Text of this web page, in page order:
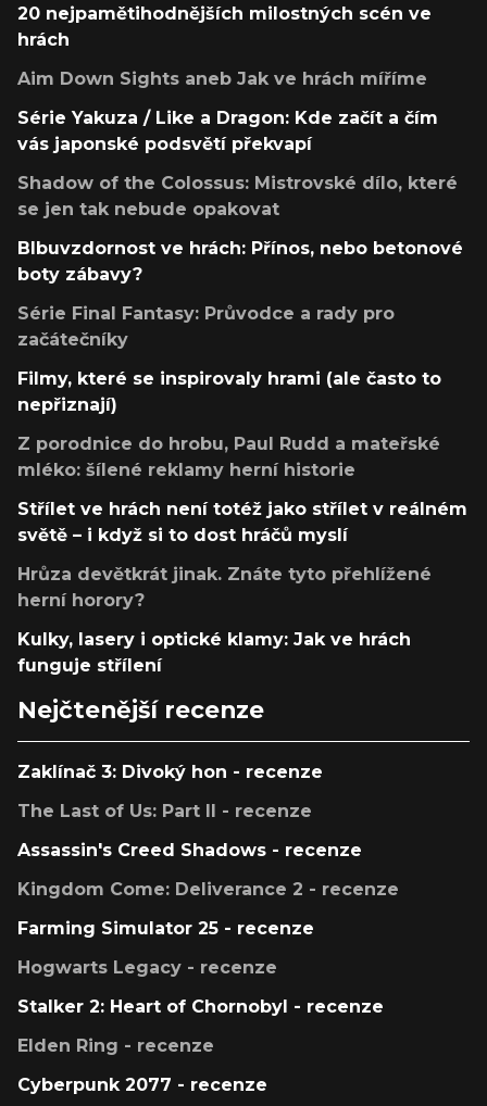
20 nejpamětihodnějších milostných scén ve
hrách
Aim Down Sights aneb Jak ve hrách míříme
Série Yakuza / Like a Dragon: Kde začít a čím
vás japonské podsvětí překvapí
Shadow of the Colossus: Mistrovské dílo, které
se jen tak nebude opakovat
Blbuvzdornost ve hrách: Přínos, nebo betonové
boty zábavy?
Série Final Fantasy: Průvodce a rady pro
začátečníky
Filmy, které se inspirovaly hrami (ale často to
nepřiznají)
Z porodnice do hrobu, Paul Rudd a mateřské
mléko: šílené reklamy herní historie
Střílet ve hrách není totéž jako střílet v reálném
světě – i když si to dost hráčů myslí
Hrůza devětkrát jinak. Znáte tyto přehlížené
herní horory?
Kulky, lasery i optické klamy: Jak ve hrách
funguje střílení
Nejčtenější recenze
Zaklínač 3: Divoký hon - recenze
The Last of Us: Part II - recenze
Assassin's Creed Shadows - recenze
Kingdom Come: Deliverance 2 - recenze
Farming Simulator 25 - recenze
Hogwarts Legacy - recenze
Stalker 2: Heart of Chornobyl - recenze
Elden Ring - recenze
Cyberpunk 2077 - recenze